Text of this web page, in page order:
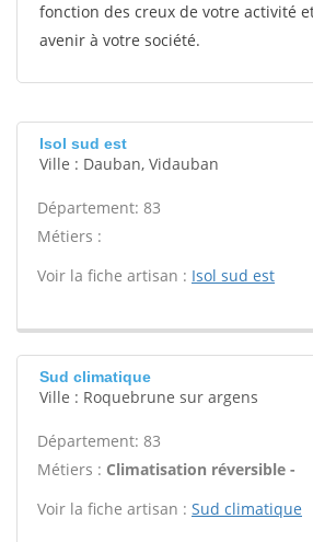
fonction des creux de votre activité
avenir à votre société.
Isol sud est
Ville : Dauban, Vidauban
Département: 83
Métiers :
Voir la fiche artisan : Isol sud est
Sud climatique
Ville : Roquebrune sur argens
Département: 83
Métiers : Climatisation réversible -
Voir la fiche artisan : Sud climatique